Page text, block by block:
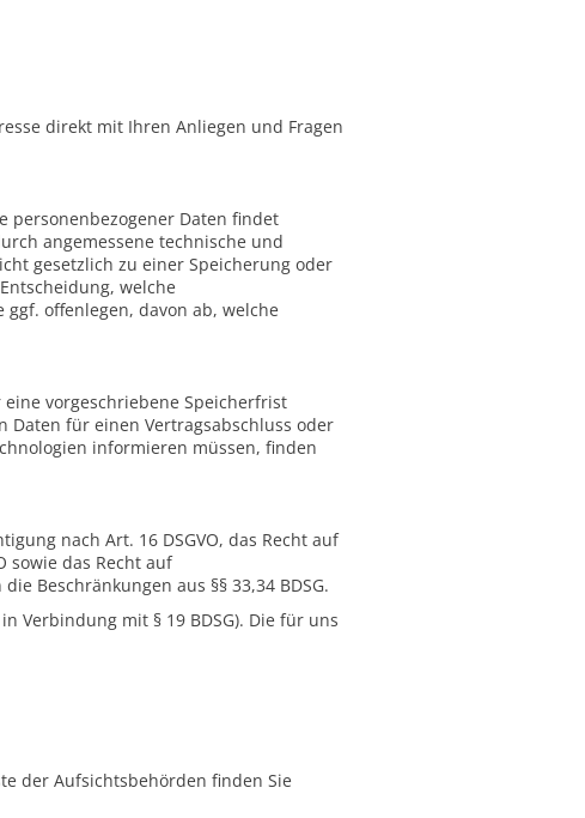
direkt mit Ihren Anliegen und Fragen
personenbezogener Daten findet
angemessene technische und
gesetzlich zu einer Speicherung oder
welche
offenlegen, davon ab, welche
vorgeschriebene Speicherfrist
Daten für einen Vertragsabschluss oder
informieren müssen, finden
nach Art. 16 DSGVO, das Recht auf
sowie das Recht auf
Beschränkungen aus §§ 33,34 BDSG.
Verbindung mit § 19 BDSG). Die für uns
der Aufsichtsbehörden finden Sie